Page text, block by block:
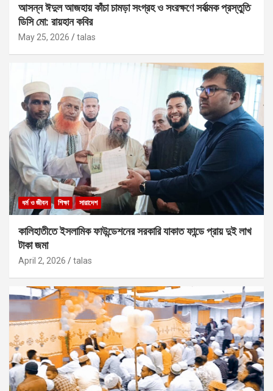
আসন্ন ঈদুল আজহায় কাঁচা চামড়া সংগ্রহ ও সংরক্ষণে সর্বাত্মক প্রস্তুতি
ডিসি মো: রায়হান কবির
May 25, 2026 talas
ধর্ম ও জীবন শিক্ষা সারাদেশ
কালিহাতীতে ইসলামিক ফাউন্ডেশনের সরকারি যাকাত ফান্ডে প্রায় দুই লাখ
টাকা জমা
April 2, 2026 talas